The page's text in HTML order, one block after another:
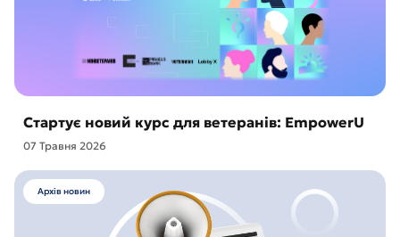
Стартує новий курс для ветеранів: EmpowerU
07 Травня 2026
Архів новин